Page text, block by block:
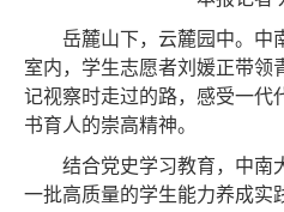
岳麓山下，云麓园中。中
室内，学生志愿者刘媛正带领
记视察时走过的路，感受一代
书育人的崇高精神。
结合党史学习教育，中南
一批高质量的学生能力养成实